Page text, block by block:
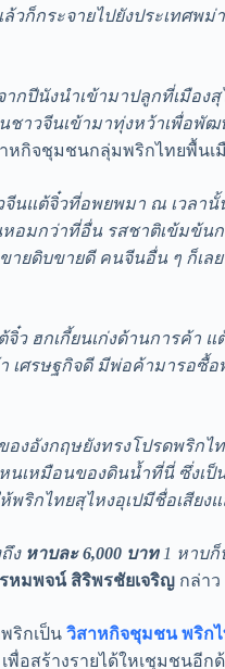
วก็กระจายไปยังประเทศพ
กปีนังนำเข้ามาปลูกที่เมืองสุ
วจีนเข้ามาทุ่งหว้าเพื่อพัฒ
หกิจชุมชนกลุ่มพริกไทยพื้นเมื
นแต้จิ๋วที่อพยพมา ณ เวลานั้
มกว่าที่อื่น รสชาติเข้มข้นก
ยดิบขายดี คนจีนอื่น ๆ ก็เล
ฮกเกี้ยนเก่งด้านการค้า แ
เศรษฐกิจดี มีพ่อค้ามารอซื้
งอังกฤษยังทรงโปรดพริกไ
เหมือนของดินน้ำที่นี่ ซึ่งเ
พริกไทยสุไหงอุเปมีชื่อเสียง
ง หาบละ 6,000 บาท1 หาบก็
หมพจน์ สิริพรชัยเจริญ กล่าว
ริกเป็น วิสาหกิจชุมชน พริกไ
อสร้างรายได้ใหเชุมชนอีก